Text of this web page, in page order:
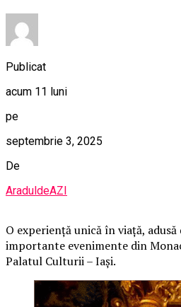
Publicat
acum 11 luni
pe
septembrie 3, 2025
De
AraduldeAZI
O experiență unică în viață,
importante evenimente din
Palatul Culturii – Iași.